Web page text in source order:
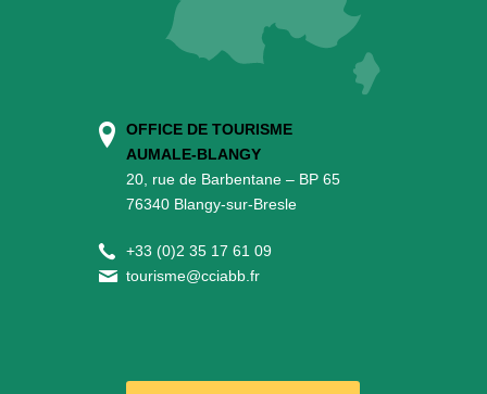
OFFICE DE TOURISME
AUMALE-BLANGY
20, rue de Barbentane – BP 65
76340 Blangy-sur-Bresle
+33 (0)2 35 17 61 09
tourisme@cciabb.fr